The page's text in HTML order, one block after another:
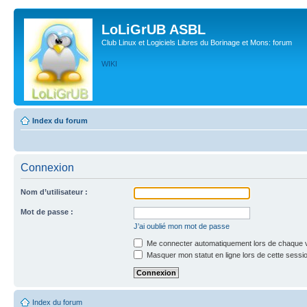
LoLiGrUB ASBL
Club Linux et Logiciels Libres du Borinage et Mons: forum
WIKI
Index du forum
Connexion
Nom d’utilisateur :
Mot de passe :
J’ai oublié mon mot de passe
Me connecter automatiquement lors de chaque
Masquer mon statut en ligne lors de cette
Index du forum